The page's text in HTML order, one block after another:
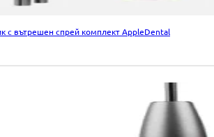
с вътрешен спрей комплект AppleDental